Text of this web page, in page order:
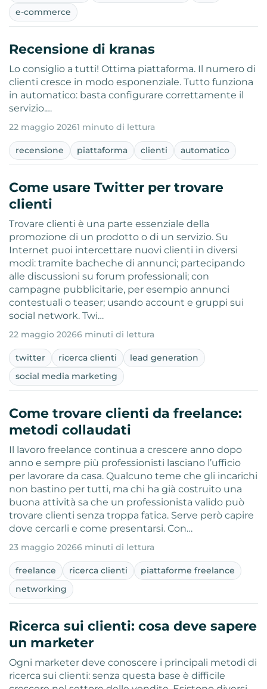
e-commerce
Recensione di kranas
Lo consiglio a tutti! Ottima piattaforma. Il numero di
clienti cresce in modo esponenziale. Tutto funziona
in automatico: basta configurare correttamente il
servizio.…
22 maggio 20261 minuto di lettura
recensione piattaforma clienti automatico
Come usare Twitter per trovare
clienti
Trovare clienti è una parte essenziale della
promozione di un prodotto o di un servizio. Su
Internet puoi intercettare nuovi clienti in diversi
modi: tramite bacheche di annunci; partecipando
alle discussioni su forum professionali; con
campagne pubblicitarie, per esempio annunci
contestuali o teaser; usando account e gruppi sui
social network. Twi…
22 maggio 20266 minuti di lettura
twitter ricerca clienti
lead generation
social media marketing
Come trovare clienti da freelance:
metodi collaudati
Il lavoro freelance continua a crescere anno dopo
anno e sempre più professionisti lasciano l’ufficio
per lavorare da casa. Qualcuno teme che gli incarichi
non bastino per tutti, ma chi ha già costruito una
buona attività sa che un professionista valido può
trovare clienti senza troppa fatica. Serve però capire
dove cercarli e come presentarsi. Con…
23 maggio 20266 minuti di lettura
freelance ricerca clienti
piattaforme freelance
networking
Ricerca sui clienti: cosa deve sapere
un marketer
Ogni marketer deve conoscere i principali metodi di
ricerca sui clienti: senza questa base è difficile